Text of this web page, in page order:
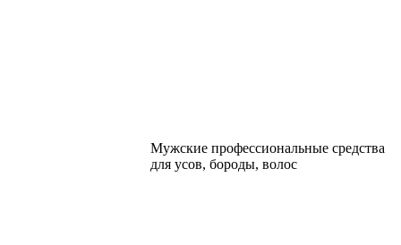
Мужские профессиональные средства
для усов, бороды, волос